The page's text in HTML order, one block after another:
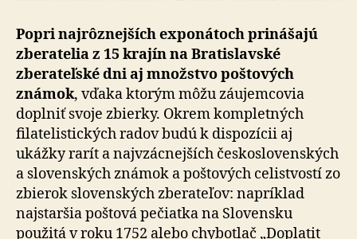
Popri najrôznejších exponátoch prinášajú
zberatelia z 15 krajín na Bratislavské
zberateľské dni aj množstvo poštových
známok, vďaka ktorým môžu záujemcovia
doplniť svoje zbierky. Okrem kompletných
filatelistických radov budú k dispozícii aj
ukážky rarít a najvzácnejších československých
a slovenských známok a poštových celistvostí zo
zbierok slovenských zberateľov: napríklad
najstaršia poštová pečiatka na Slovensku
použitá v roku 1752 alebo chybotlač „Doplatit